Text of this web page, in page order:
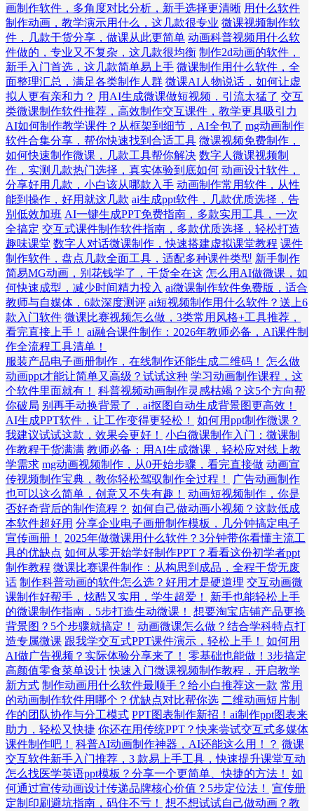
画制作软件，多角度对比分析，新手选择更清晰 用什么软件
制作动画，教学演示用什么，这几款很专业 微课视频制作软
件，几款干货分享，做课从此更简单 动画科普视频用什么软
件做的，专业又不复杂，这几款很均衡 制作2d动画的软件，
新手入门首选，这几款简单易上手 微课制作用什么软件，全
面整理汇总，满足各类制作人群 微课AI人物说话，如何让虚
拟人更有亲和力？ 用AI生成微课做短视频，引流太猛了 交互
类微课制作软件推荐，高效制作交互课件，教学更具吸引力
AI如何制作教学课件？从框架到细节，AI全包了 mg动画制作
软件合集分享，帮你快速找到合适工具 微课视频免费制作，
如何快速制作微课，几款工具帮你解决 数字人微课视频制
作，实测几款热门选择，真实体验到底如何 动画设计软件，
分享好用几款，小白该从哪款入手 动画制作常用软件，从性
能到操作，好用就这几款 ai生成ppt软件，几款优质选择，告
别低效加班 AI一键生成PPT免费指南，多款实用工具，一次
全搞定 交互式课件制作软件指南，多款优质选择，轻松打造
趣味课堂 数字人对话微课制作，快速搭建虚拟课堂教程 课件
制作软件，盘点几款全面工具，适配多种课件类型 新手制作
简易MG动画，别花钱学了，干货全在这 怎么用AI做微课，如
何快速成型，减少时间精力投入 ai微课制作软件免费版，适合
教师与自媒体，6款深度测评 ai短视频制作用什么软件？送上6
款入门软件 微课比赛视频怎么做，3类常用风格+工具推荐，
看完直接上手！
ai融合课件制作：2026年教师必备，AI课件制
作全流程工具清单！
服装产品电子画册制作，在线制作还能生成二维码！
怎么做
动画ppt才能让简单又高级？试试这种 学习动画制作课程，这
个软件里面就有！
科普视频动画制作灵感枯竭？这5个方向帮
你破局 别再手动换背景了，ai抠图自动生成背景图更高效！
AI生成PPT软件，让工作变得更轻松！
如何用ppt制作微课？
我建议试试这款，效果会更好！
小白微课制作入门：微课制
作教程干货满满 教师必备：用AI生成微课，轻松应对线上教
学需求 mg动画视频制作，从0开始步骤，看完直接做 动画宣
传视频制作宝典，教你轻松驾驭制作全过程！
广告动画制作
也可以这么简单，创意又不失有趣！
动画短视频制作，你是
否好奇背后的制作流程？ 如何自己做动画小视频？这款低成
本软件超好用 分享企业电子画册制作模板，几分钟搞定电子
宣传画册！
2025年做微课用什么软件？3分钟带你看懂主流工
具的优缺点 如何从零开始学好制作PPT？看看这份初学者ppt
制作教程 微课比赛课件制作：从构思到成品，全程干货无废
话 制作科普动画的软件怎么选？好用才是硬道理 交互动画微
课制作好帮手，炫酷又实用，学生超爱！
新手也能轻松上手
的微课制作指南，5步打造生动微课！
想要淘宝店铺产品更换
背景图？5个步骤就搞定！
动画微课怎么做？结合学科特点打
造专属微课 跟我学交互式PPT课件演示，轻松上手！
如何用
AI做广告视频？实际体验分享来了！
零基础也能做！3步搞定
高颜值零食菜单设计 快速入门微课视频制作教程，开启教学
新方式 制作动画用什么软件最顺手？给小白推荐这一款 常用
的动画制作软件用哪个？优缺点对比帮你选 二维动画短片制
作的团队协作与分工模式 PPT图表制作新招！ai制作ppt图表来
助力，轻松又快捷 你还在用传统PPT？快来尝试交互式多媒体
课件制作吧！
科普AI动画制作神器，AI还能这么用！？ 微课
交互软件新手入门推荐，3 款易上手工具，快速提升课堂互动
怎么找医学英语ppt模板？分享一个更简单、快捷的方法！
如
何通过宣传动画设计传递品牌核心价值？5步定位法！
宣传册
定制印刷避坑指南，码住不亏！
想不想试试自己做动画？教